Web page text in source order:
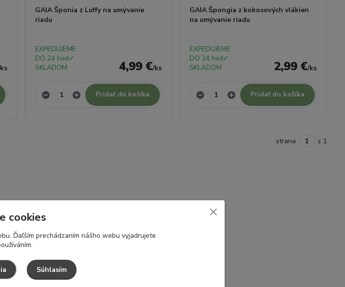
ks
GAIA Šponia z Luffy na umývanie
riadu
4,99 €/ks
EXPEDUJEME
DO 24 hod✓
SKLADOM
Pridať do košíka
GAIA Špongia z kokosových vlákien
na umývanie riadu
2,99 €/ks
EXPEDUJEME
DO 24 hod✓
SKLADOM
Pridať do košíka
strana z 1
cookies
Ďaľším prechádzaním nášho webu vyjadrujete
Súhlasím